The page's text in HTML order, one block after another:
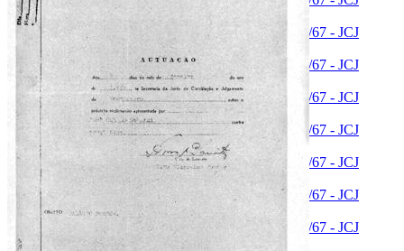
Montenegro
[Processo] 424/67 - JCJ
Montenegro
[Processo] 425/67 - JCJ
Montenegro
[Processo] 426/67 - JCJ
Montenegro
[Processo] 427/67 - JCJ
Montenegro
[Processo] 428/67 - JCJ
[Processo] 429/67 - JCJ
Montenegro
[Processo] 430/67 - JCJ